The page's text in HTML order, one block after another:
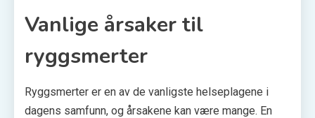
Vanlige årsaker til
ryggsmerter
Ryggsmerter er en av de vanligste helseplagene i
dagens samfunn, og årsakene kan være mange. En